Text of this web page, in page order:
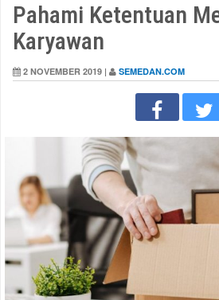
Pahami Ketentuan
Karyawan
2 NOVEMBER 2019 | SEMEDAN.COM